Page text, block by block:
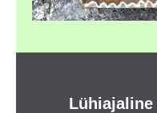
Lühiajaline